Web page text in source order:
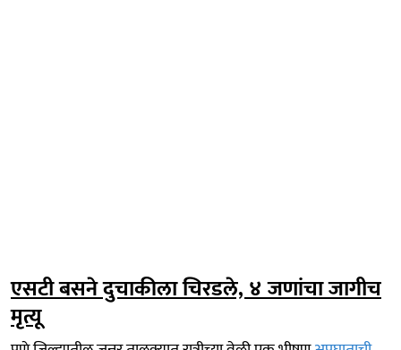
एसटी बसने दुचाकीला चिरडले, ४ जणांचा जागीच
मृत्यू